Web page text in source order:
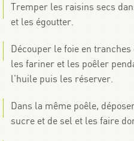
Tremper les raisins secs
et les égoutter.
Découper le foie en
les fariner et les poêler
l’huile puis les réserver.
Dans la même poêle,
sucre et de sel et les faire